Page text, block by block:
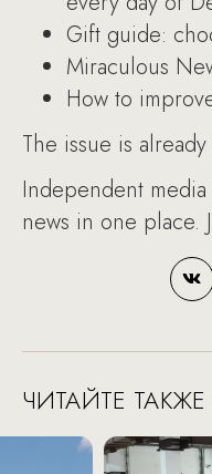
Gift guide:
Miraculous
How to
The issue is
Independent media
news in one place.
ЧИТАЙТЕ ТАКЖЕ